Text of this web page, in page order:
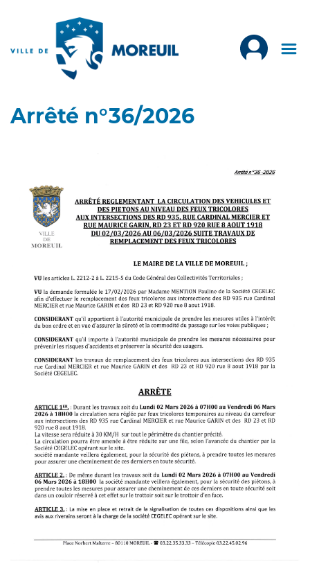
Arrêté n°36/2026